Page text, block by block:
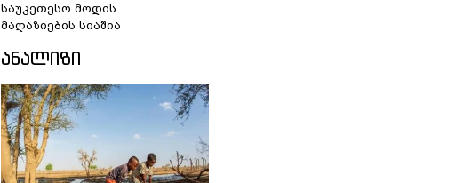
საუკეთესო მოდის
მაღაზიების სიაშია
ᲐᲜᲐᲚᲘᲖᲘ